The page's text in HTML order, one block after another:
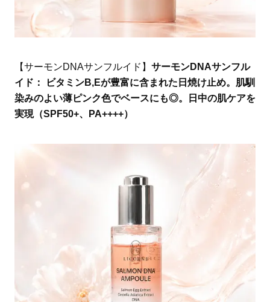
【サーモンDNAサンフルイド】 サーモンDNAサンフル
イド： ビタミンB,Eが豊富に含まれた日焼け止め。肌馴
染みのよい薄ピンク色でベースにも◎。日中の肌ケアを
実現（SPF50+、PA++++）